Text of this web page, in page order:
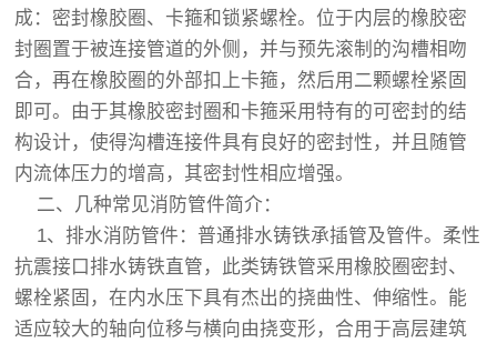
成：密封橡胶圈、卡箍和锁紧螺栓。位于内层的橡胶密
封圈置于被连接管道的外侧，并与预先滚制的沟槽相吻
合，再在橡胶圈的外部扣上卡箍，然后用二颗螺栓紧固
即可。由于其橡胶密封圈和卡箍采用特有的可密封的结
构设计，使得沟槽连接件具有良好的密封性，并且随管
内流体压力的增高，其密封性相应增强。
二、几种常见消防管件简介：
1、排水消防管件：普通排水铸铁承插管及管件。柔性
抗震接口排水铸铁直管，此类铸铁管采用橡胶圈密封、
螺栓紧固，在内水压下具有杰出的挠曲性、伸缩性。能
适应较大的轴向位移与横向由挠变形，合用于高层建筑